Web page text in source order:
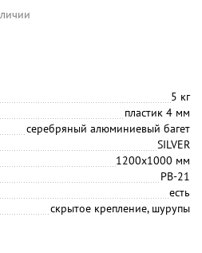
5 кг
пластик 4 мм
серебряный алюминиевый багет
SILVER
1200х1000 мм
PB-21
есть
скрытое крепление, шурупы